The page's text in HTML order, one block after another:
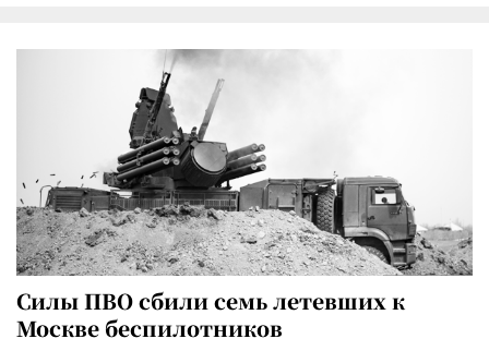
Силы ПВО сбили семь летевших к
Москве беспилотников